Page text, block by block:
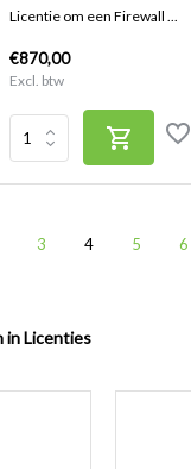
Licentie om een Firewall ...
€870,00
Excl. btw
3 4 5 6
in Licenties